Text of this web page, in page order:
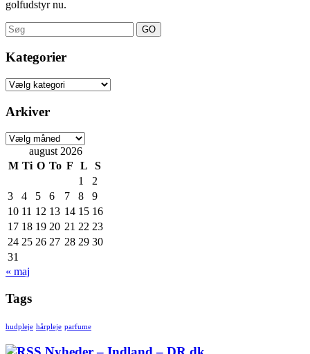
golfudstyr nu.
Search
for:
Kategorier
Kategorier
Arkiver
Arkiver
august 2026
M Ti O To F L
S
1
2
3
4 5 6 7 8
9
10 11 12 13 14 15 16
17 18 19 20 21 22 23
24 25 26 27 28 29 30
31
« maj
Tags
hudpleje hårpleje parfume